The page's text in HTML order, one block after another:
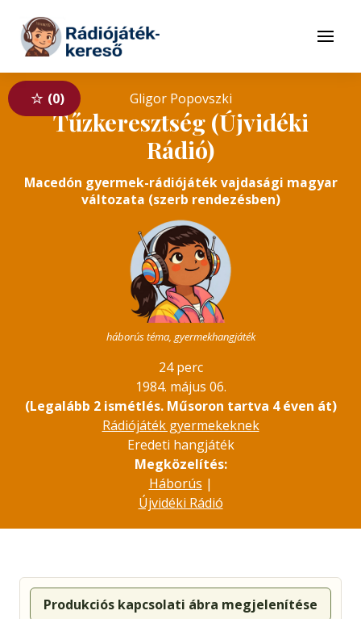
Tovább a tartalomhoz
Menü
0 Gligor Popovszki
Tűzkeresztség (Újvidéki
Rádió)
Macedón gyermek-rádiójáték vajdasági magyar
változata (szerb rendezésben)
háborús téma, gyermekhangjáték
24 perc
1984. május 06.
(Legalább 2 ismétlés. Műsoron tartva 4 éven át)
Rádiójáték gyermekeknek
Eredeti hangjáték
Megközelítés:
Háborús |
Újvidéki Rádió
Produkciós kapcsolati ábra megjelenítése